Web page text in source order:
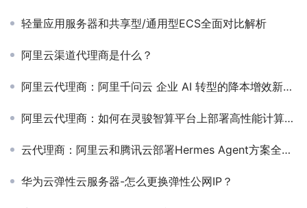
轻量应用服务器和共享型/通用型ECS全面对比解析
阿里云渠道代理商是什么？
阿里云代理商：阿里千问云 企业 AI 转型的降本增效新引擎
阿里云代理商：如何在灵骏智算平台上部署高性能计算集群？
云代理商：阿里云和腾讯云部署Hermes Agent方案全攻略
华为云弹性云服务器-怎么更换弹性公网IP？